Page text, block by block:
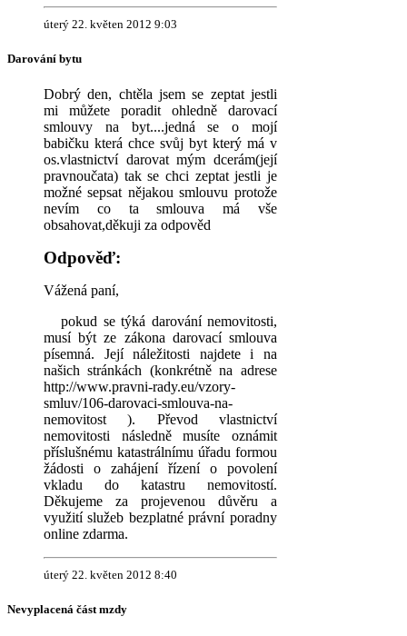
úterý 22. květen 2012 9:03
Darování bytu
Dobrý den, chtěla jsem se zeptat jestli
mi můžete poradit ohledně darovací
smlouvy na byt....jedná se o mojí
babičku která chce svůj byt který má v
os.vlastnictví darovat mým dcerám(její
pravnoučata) tak se chci zeptat jestli je
možné sepsat nějakou smlouvu protože
nevím co ta smlouva má vše
obsahovat,děkuji za odpověd
Odpověď:
Vážená paní,
pokud se týká darování nemovitosti,
musí být ze zákona darovací smlouva
písemná. Její náležitosti najdete i na
našich stránkách (konkrétně na adrese
http://www.pravni-rady.eu/vzory-
smluv/106-darovaci-smlouva-na-
nemovitost ). Převod vlastnictví
nemovitosti následně musíte oznámit
příslušnému katastrálnímu úřadu formou
žádosti o zahájení řízení o povolení
vkladu do katastru nemovitostí.
Děkujeme za projevenou důvěru a
využití služeb bezplatné právní poradny
online zdarma.
úterý 22. květen 2012 8:40
Nevyplacená část mzdy